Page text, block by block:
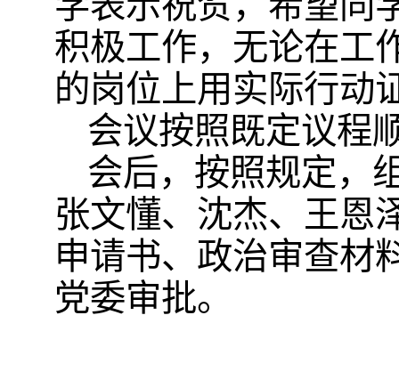
积极工作，无论在工
的岗位上用实际行动
会议按照既定议程
会后，按照规定，
张文懂、沈杰、王恩
申请书、政治审查材
党委审批。